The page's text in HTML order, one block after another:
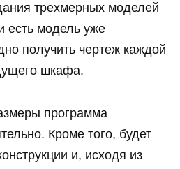
трехмерных моделей
есть модель уже
получить чертеж каждой
шкафа.
программа
Кроме того, будет
и, исходя из